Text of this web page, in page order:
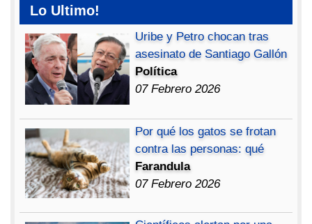
Lo Ultimo!
Uribe y Petro chocan tras
asesinato de Santiago Gallón
Política
07 Febrero 2026
Por qué los gatos se frotan
contra las personas: qué
Farandula
07 Febrero 2026